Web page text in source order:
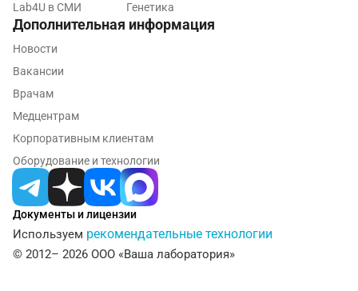
Пермь
Подольск
Пушкин
Пушкино
Пятигорск
Раменское
Реутов
Документы и лицензии
Используем рекомендательные технологии
© 2012– 2026 ООО «Ваша лаборатория»
Lab4U в СМИ
Генетика
Дополнительная информация
Новости
Вакансии
Врачам
Медцентрам
Корпоративным клиентам
Оборудование и технологии